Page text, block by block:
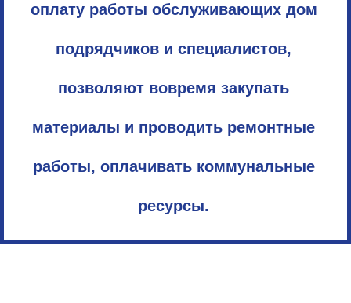
оплату работы обслуживающих дом
подрядчиков и специалистов,
позволяют вовремя закупать
материалы и проводить ремонтные
работы, оплачивать коммунальные
ресурсы.